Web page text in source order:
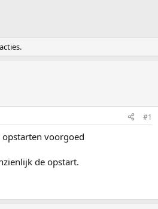
#1
opstarten voorgoed
de opstart.